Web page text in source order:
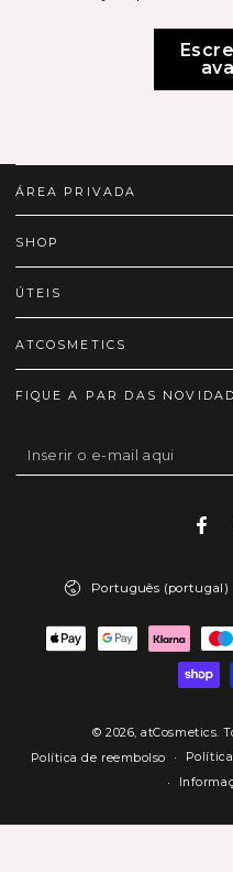
ÁREA PRIVADA
SHOP
ÚTEIS
ATCOSMETICS
FIQUE A PAR DAS
Inserir
o
© 2026,atCosmetics.
Política de reembolso
Português (portugal)
Métodos